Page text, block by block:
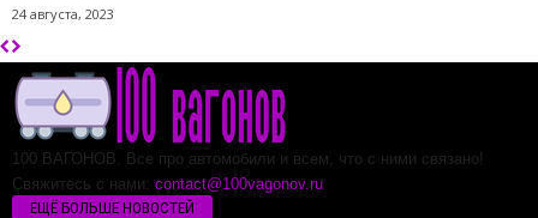
24 августа, 2023
100 ВАГОНОВ. Все про автомобили и всем, что с ними связано!
Свяжитесь с нами: contact@100vagonov.ru
ЕЩЁ БОЛЬШЕ НОВОСТЕЙ